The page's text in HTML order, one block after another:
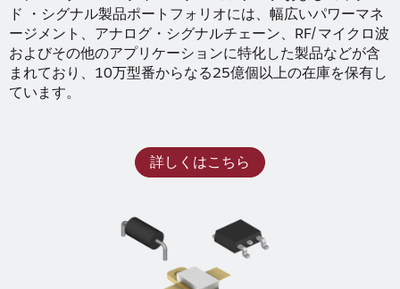
ド ・シグナル製品ポートフォリオには、幅広いパワーマネ
ージメント、アナログ・シグナルチェーン、RF/マイクロ波
およびその他のアプリケーションに特化した製品などが含
まれており、10万型番からなる25億個以上の在庫を保有し
ています。
詳しくはこちら